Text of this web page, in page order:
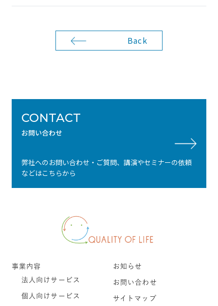
Back
CONTACT
お問い合わせ
弊社へのお問い合わせ・ご質問、講演やセミナーの依頼
などはこちらから
事業内容
法人向けサービス
個人向けサービス
お知らせ
お問い合わせ
サイトマップ